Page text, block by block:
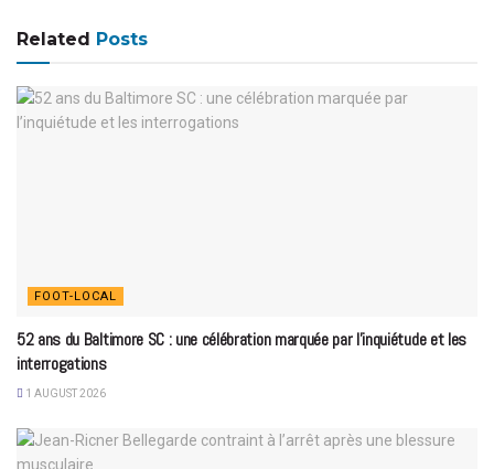
Related Posts
FOOT-LOCAL
52 ans du Baltimore SC : une célébration marquée par l’inquiétude et les
interrogations
1 AUGUST 2026